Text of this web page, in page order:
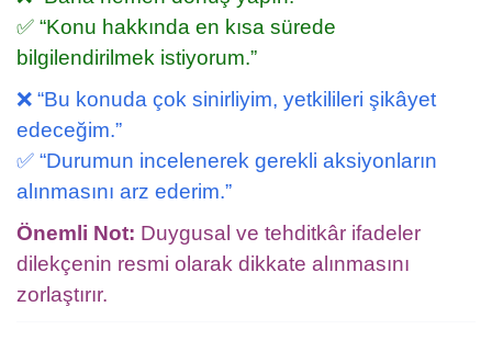
✅ “Konu hakkında en kısa sürede
bilgilendirilmek istiyorum.”
❌ “Bu konuda çok sinirliyim, yetkilileri şikâyet
edeceğim.”
✅ “Durumun incelenerek gerekli aksiyonların
alınmasını arz ederim.”
Önemli Not: Duygusal ve tehditkâr ifadeler
dilekçenin resmi olarak dikkate alınmasını
zorlaştırır.